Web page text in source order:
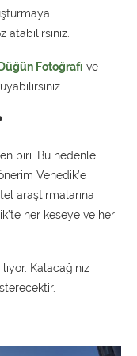
atabilirsiniz.
Fotoğrafı ve
biri. Bu nedenle
Venedik’e
araştırmalarına
her keseye ve her
Kalacağınız